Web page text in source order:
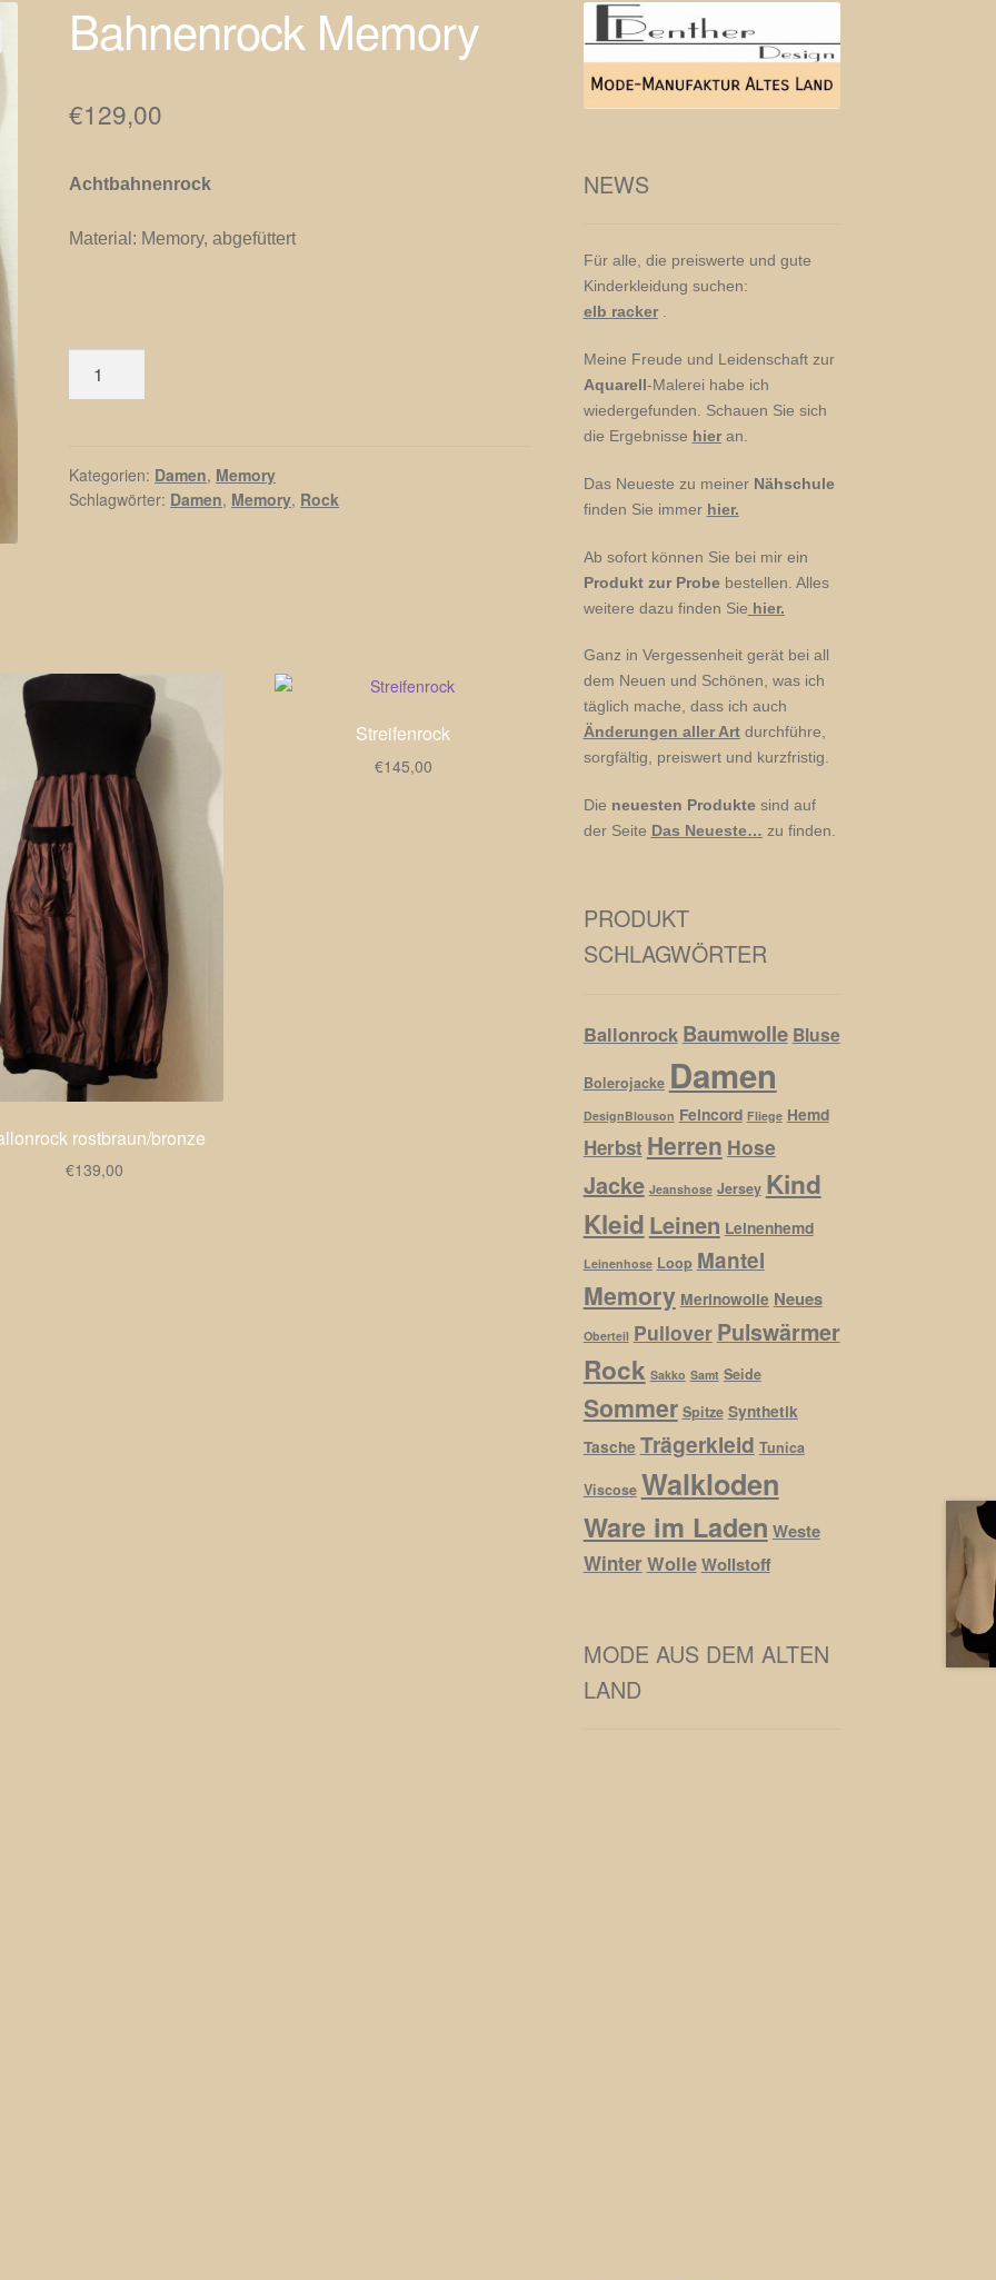
Bahnenrock Memory
€129,00
Achtbahnenrock
Material: Memory, abgefüttert
Memory
Kategorien: Damen, Memory
Schlagwörter: Damen, Memory, Rock
rostbraun/bronze
€139,00
Streifenrock
€145,00
NEWS
Für alle, die preiswerte und gute
Kinderkleidung suchen:
elb racker.
Meine Freude und Leidenschaft zur
Aquarell-Malerei habe ich
wiedergefunden. Schauen Sie sich
die Ergebnisse hieran.
Das Neueste zu meiner Nähschule
finden Sie immer hier.
Ab sofort können Sie bei mir ein
Produkt zur Probebestellen. Alles
weitere dazu finden Sie hier.
Ganz in Vergessenheit gerät bei all
dem Neuen und Schönen, was ich
täglich mache, dass ich auch
Änderungen aller Artdurchführe,
sorgfältig, preiswert und kurzfristig.
Die neuesten Produktesind auf
der Seite Das Neueste… zu finden.
PRODUKT
SCHLAGWÖRTER
Ballonrock Baumwolle Bluse
Bolerojacke Damen
DesignBlouson Feincord Fliege Hemd
Herbst Herren Hose
Jacke Jeanshose Jersey Kind
Kleid Leinen Leinenhemd
Leinenhose Loop Mantel
Memory Merinowolle Neues
Oberteil Pullover Pulswärmer
Rock Sakko Samt Seide
Sommer Spitze Synthetik
Tasche Trägerkleid Tunica
Viscose Walkloden
Ware im Laden Weste
WinterWolleWollstoff
MODE AUS DEM ALTEN
LAND